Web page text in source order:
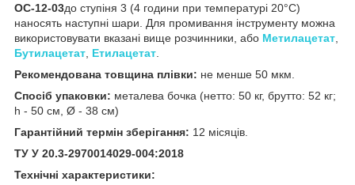
ОС-12-03до ступіня 3 (4 години при температурі 20°С)
наносять наступні шари. Для промивання інструменту можна
використовувати вказані вище розчинники, або Метилацетат
Бутилацетат Етилацетат
Рекомендована товщина плівки: не менше 50 мкм.
Спосіб упаковки: металева бочка (нетто: 50 кг, брутто: 52 кг;
h - 50 см, Ø - 38 см)
Гарантійний термін зберігання: 12 місяців.
ТУ У 20.3-2970014029-004:2018
Технічні характеристики: